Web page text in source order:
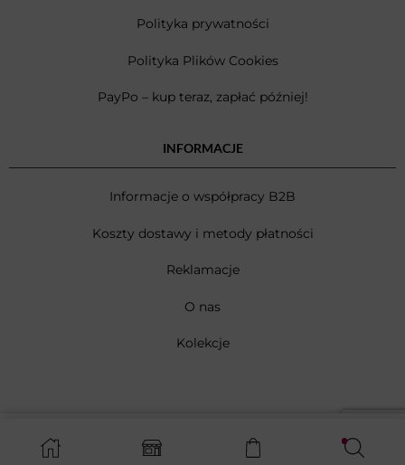
Polityka prywatności
Polityka Plików Cookies
PayPo – kup teraz, zapłać później!
INFORMACJE
Informacje o współpracy B2B
Koszty dostawy i metody płatności
Reklamacje
O nas
Kolekcje
© 2026 Betlewski®
WYBIERZ OPCJE